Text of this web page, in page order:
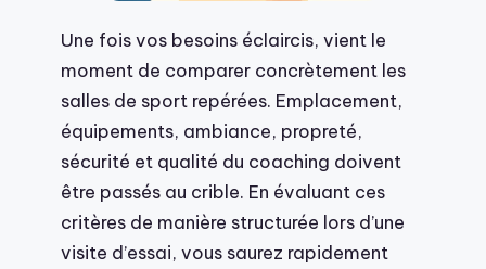
Une fois vos besoins éclaircis, vient le
moment de comparer concrètement les
salles de sport repérées. Emplacement,
équipements, ambiance, propreté,
sécurité et qualité du coaching doivent
être passés au crible. En évaluant ces
critères de manière structurée lors d’une
visite d’essai, vous saurez rapidement